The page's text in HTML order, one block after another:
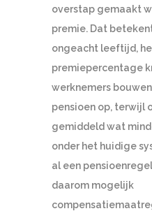
overstap gemaakt
premie. Dat
ongeacht leeftijd,
premiepercentage
werknemers
pensioen op, terwijl
gemiddeld wat
onder het huidige
al een
daarom mogelijk